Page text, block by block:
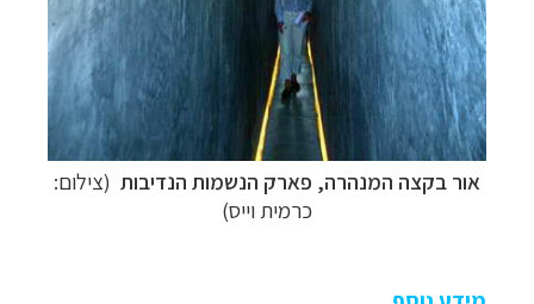
אור בקצה המנהרה, פארק הנשמות הנדיבות (צילום:
כרמית וייס)